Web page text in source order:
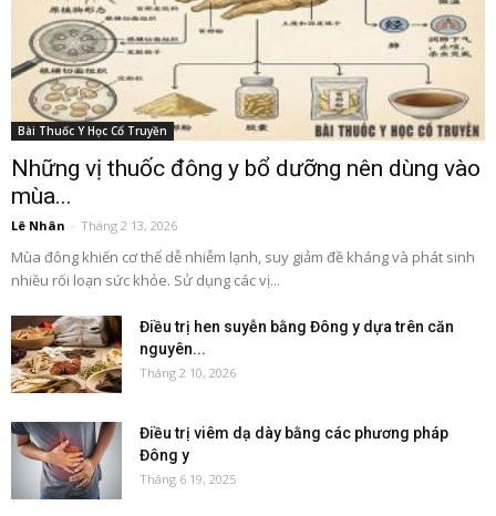
Bài Thuốc Y Học Cổ Truyền
Những vị thuốc đông y bổ dưỡng nên dùng vào
mùa...
Lê Nhân - Tháng 2 13, 2026
Mùa đông khiến cơ thể dễ nhiễm lạnh, suy giảm đề kháng và phát sinh
nhiều rối loạn sức khỏe. Sử dụng các vị...
Điều trị hen suyễn bằng Đông y dựa trên căn
nguyên...
Tháng 2 10, 2026
Điều trị viêm dạ dày bằng các phương pháp
Đông y
Tháng 6 19, 2025